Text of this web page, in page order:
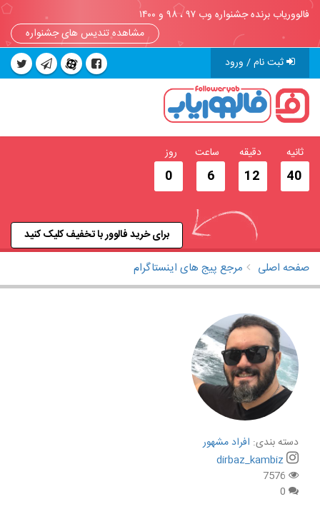
فالووریاب برنده جشنواره وب ۹۷ ، ۹۸ و ۱۴۰۰
مشاهده تندیس های جشنواره
ثبت نام / ورود
39
ثانیه
12
دقیقه
6
ساعت
0
روز
برای خرید فالوور با تخفیف کلیک کنید
صفحه اصلی مرجع پیج های اینستاگرام
دسته بندی: افراد مشهور
dirbaz_kambiz